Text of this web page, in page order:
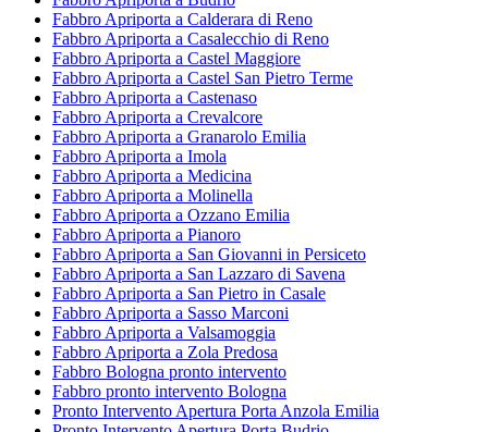
Fabbro Apriporta a Calderara di Reno
Fabbro Apriporta a Casalecchio di Reno
Fabbro Apriporta a Castel Maggiore
Fabbro Apriporta a Castel San Pietro Terme
Fabbro Apriporta a Castenaso
Fabbro Apriporta a Crevalcore
Fabbro Apriporta a Granarolo Emilia
Fabbro Apriporta a Imola
Fabbro Apriporta a Medicina
Fabbro Apriporta a Molinella
Fabbro Apriporta a Ozzano Emilia
Fabbro Apriporta a Pianoro
Fabbro Apriporta a San Giovanni in Persiceto
Fabbro Apriporta a San Lazzaro di Savena
Fabbro Apriporta a San Pietro in Casale
Fabbro Apriporta a Sasso Marconi
Fabbro Apriporta a Valsamoggia
Fabbro Apriporta a Zola Predosa
Fabbro Bologna pronto intervento
Fabbro pronto intervento Bologna
Pronto Intervento Apertura Porta Anzola Emilia